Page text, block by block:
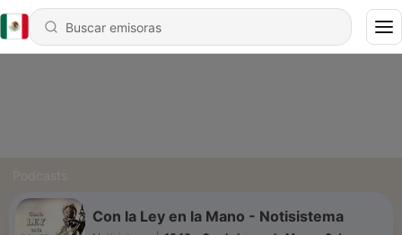
Con la Ley en la Mano - Notisistema